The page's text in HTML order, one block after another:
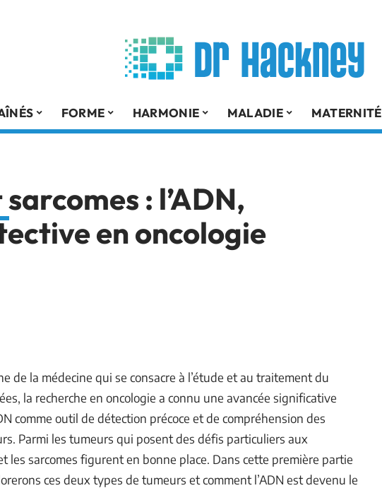
FORME HARMONIE MALADIE MATERNITÉ
: l’ADN,
en oncologie
de la médecine qui se consacre à l’étude et au traitement du
la recherche en oncologie a connu une avancée significative
comme outil de détection précoce et de compréhension des
Parmi les tumeurs qui posent des défis particuliers aux
les sarcomes figurent en bonne place. Dans cette première partie
ces deux types de tumeurs et comment l’ADN est devenu le